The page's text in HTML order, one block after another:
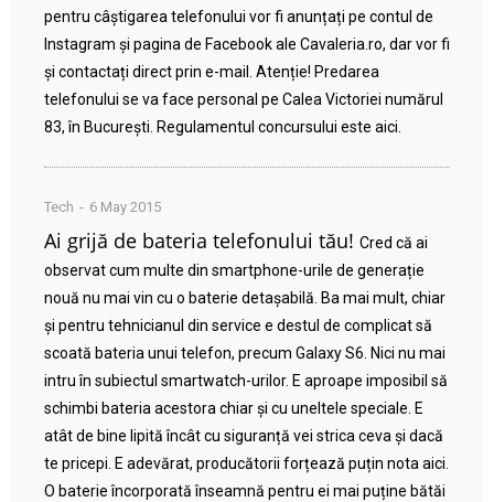
pentru câștigarea telefonului vor fi anunțați pe contul de
Instagram și pagina de Facebook ale Cavaleria.ro, dar vor fi
și contactați direct prin e-mail. Atenție! Predarea
telefonului se va face personal pe Calea Victoriei numărul
83, în București. Regulamentul concursului este aici.
Tech 6 May 2015
Ai grijă de bateria telefonului tău! Cred că ai
observat cum multe din smartphone-urile de generație
nouă nu mai vin cu o baterie detașabilă. Ba mai mult, chiar
și pentru tehnicianul din service e destul de complicat să
scoată bateria unui telefon, precum Galaxy S6. Nici nu mai
intru în subiectul smartwatch-urilor. E aproape imposibil să
schimbi bateria acestora chiar și cu uneltele speciale. E
atât de bine lipită încât cu siguranță vei strica ceva și dacă
te pricepi. E adevărat, producătorii forțează puțin nota aici.
O baterie încorporată înseamnă pentru ei mai puține bătăi